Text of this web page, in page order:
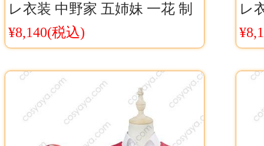
レ衣装 中野家 五姉妹 一花 制
服 コスチューム
¥8,140(税込)
レ
コ